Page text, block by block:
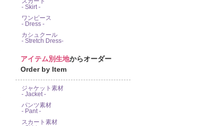
- Skirt -
ワンピース
- Dress -
カシュクール
- Stretch Dress-
アイテム別生地からオーダー
Order by Item
ジャケット素材
- Jacket -
パンツ素材
- Pant -
スカート素材